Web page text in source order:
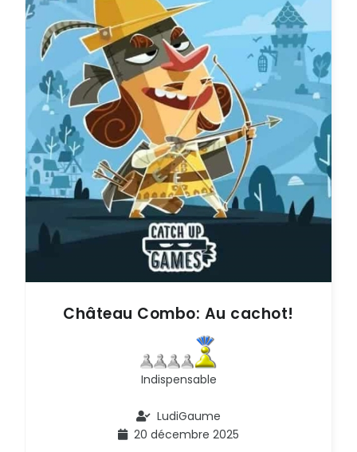
Château Combo: Au cachot!
Indispensable
LudiGaume
20 décembre 2025